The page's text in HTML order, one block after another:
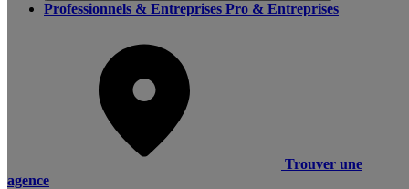
Professionnels & Entreprises Pro & Entreprises
Trouver une
agence